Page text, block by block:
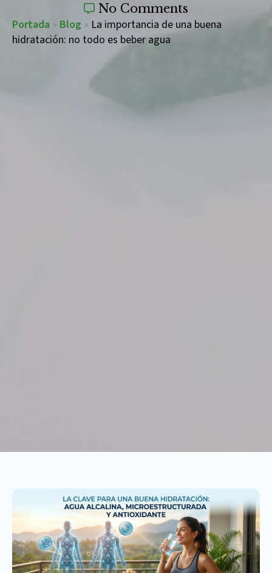
No Comments
Portada » Blog » La importancia de una buena
hidratación: no todo es beber agua